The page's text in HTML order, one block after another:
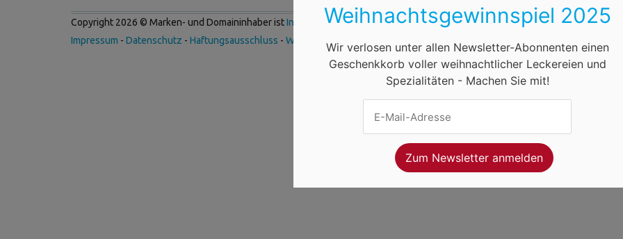
Copyright 2026 © Marken- und Domaininhaber istInternet Ventures . Webseitenbetreiber istVolo Media.
Impressum - Datenschutz - Haftungsausschluss - Werbung
Weihnachtsgewinnspiel 2025
Wir verlosen unter allen Newsletter-Abonnenten einen
Geschenkkorb voller weihnachtlicher Leckereien und
Spezialitäten - Machen Sie mit!